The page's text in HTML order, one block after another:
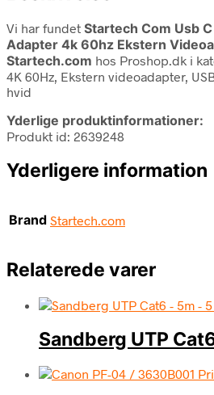
Vi har fundet Startech Com Usb
Adapter 4k 60hz Ekstern
Startech.com hos Proshop.dk i
4K 60Hz, Ekstern videoadapter,
hvid
Yderlige produktinformationer:
Produkt id: 2639248
Yderligere information
Brand Startech.com
Relaterede varer
Sandberg UTP